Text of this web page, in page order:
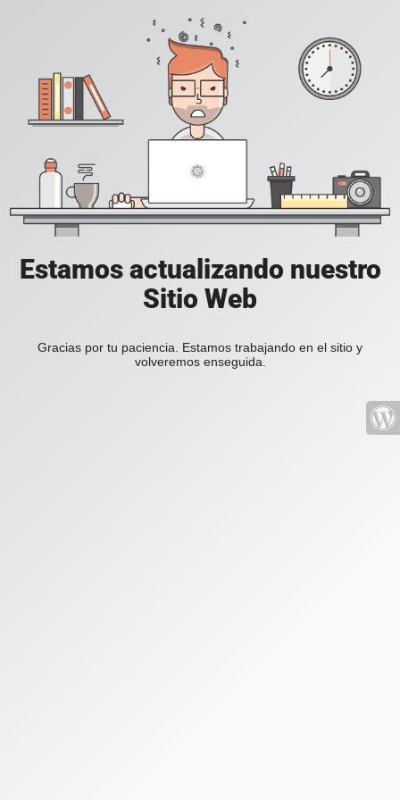
Estamos actualizando nuestro
Sitio Web
Gracias por tu paciencia. Estamos trabajando en el sitio y
volveremos enseguida.